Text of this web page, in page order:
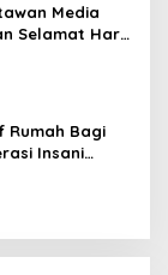
Media
Selamat Hari
2026 M
Rumah Bagi
Insani